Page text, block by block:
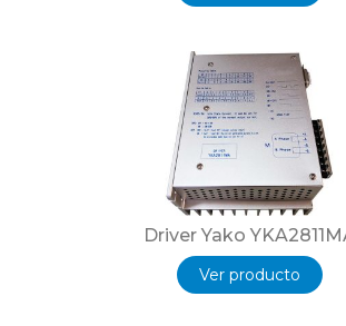
Driver Yako
Ver producto